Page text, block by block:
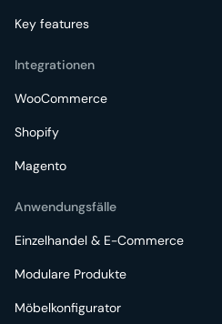
Key features
Integrationen
WooCommerce
Shopify
Magento
Anwendungsfälle
Einzelhandel & E-Commerce
Modulare Produkte
Möbelkonfigurator